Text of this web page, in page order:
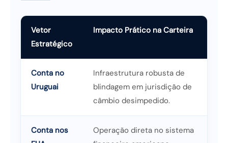
Vetor
Estratégico
Impacto Prático na Carteira
Conta no
Uruguai
Infraestrutura robusta de
blindagem em jurisdição de
câmbio desimpedido.
Conta nos
Operação direta no sistema